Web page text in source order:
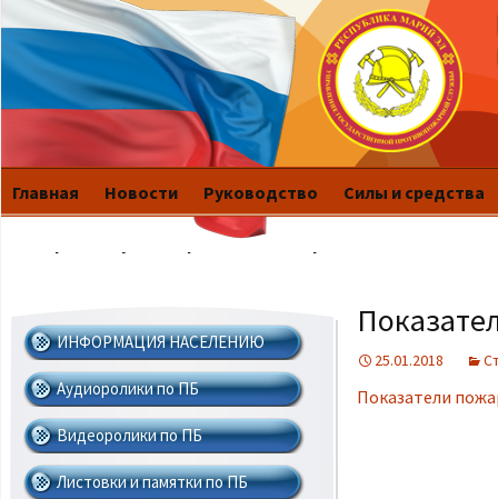
Главная Новости Руководство Силы и средства
Это интересно
25.01.2018
Показатели
ИНФОРМАЦИЯ НАСЕЛЕНИЮ
Аудиоролики по ПБ
Видеоролики по ПБ
Листовки и памятки по ПБ